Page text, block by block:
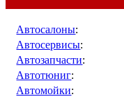
Автосалоны:
Автосервисы:
Автозапчасти:
Автотюниг:
Автомойки: